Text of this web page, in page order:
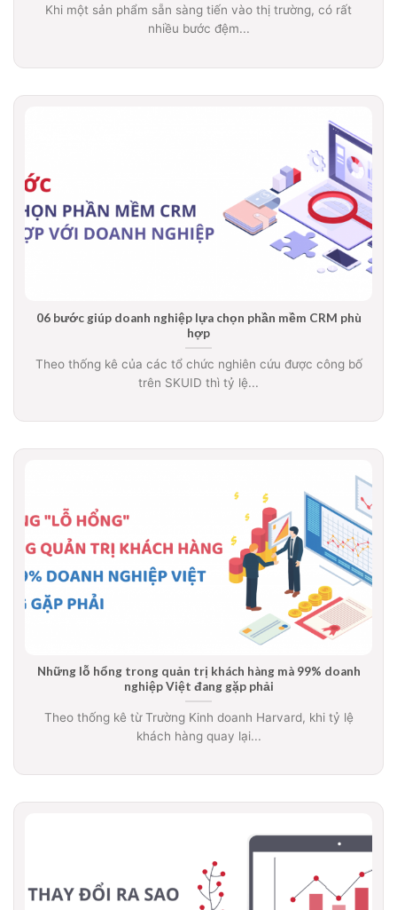
Khi một sản phẩm sẵn sàng tiến vào thị trường, có rất
nhiều bước đệm...
06 bước giúp doanh nghiệp lựa chọn phần mềm CRM phù
hợp
Theo thống kê của các tổ chức nghiên cứu được công bố
trên SKUID thì tỷ lệ...
Những lỗ hổng trong quản trị khách hàng mà 99% doanh
nghiệp Việt đang gặp phải
Theo thống kê từ Trường Kinh doanh Harvard, khi tỷ lệ
khách hàng quay lại...